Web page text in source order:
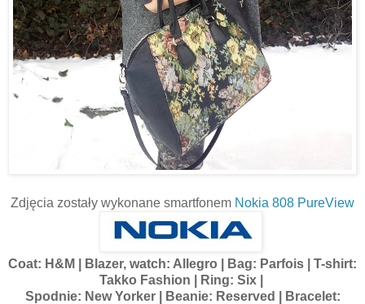
Zdjęcia zostały wykonane smartfonem Nokia 808 PureView
Coat: H&M | Blazer, watch: Allegro | Bag: Parfois | T-shirt:
Takko Fashion | Ring: Six |
Spodnie: New Yorker | Beanie: Reserved | Bracelet: